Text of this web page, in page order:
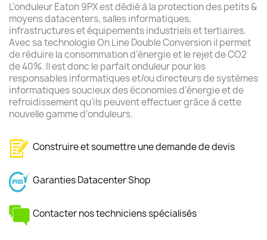
L’onduleur Eaton 9PX est dédié à la protection des petits &
moyens datacenters, salles informatiques,
infrastructures et équipements industriels et tertiaires.
Avec sa technologie On Line Double Conversion il permet
de réduire la consommation d’énergie et le rejet de CO2
de 40%. Il est donc le parfait onduleur pour les
responsables informatiques et/ou directeurs de systèmes
informatiques soucieux des économies d’énergie et de
refroidissement qu’ils peuvent effectuer grâce à cette
nouvelle gamme d’onduleurs.
Construire et soumettre une demande de devis
Garanties Datacenter Shop
Contacter nos techniciens spécialisés